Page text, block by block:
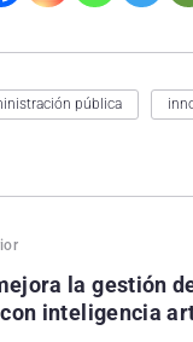
pública
la gestión
inteligencia